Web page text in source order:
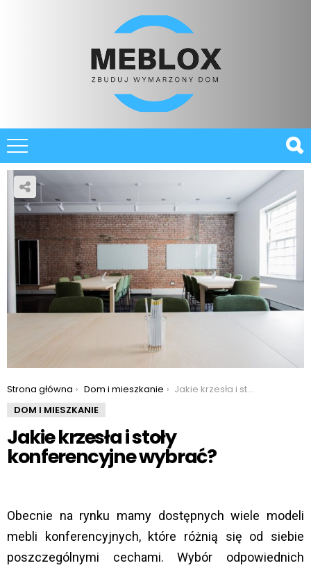
You are here:
Strona główna Dom i mieszkanie
Jakie krzesła i stoły konferencyjne wybrać?
DOM I MIESZKANIE
Jakie krzesła i stoły
konferencyjne wybrać?
Obecnie na rynku mamy dostępnych wiele modeli
mebli konferencyjnych, które różnią się od siebie
poszczególnymi cechami. Wybór odpowiednich